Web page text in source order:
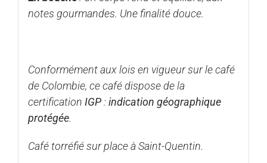
notes gourmandes. Une finalité douce.
Conformément aux lois en vigueur sur le café
de Colombie, ce café dispose de la
certification IGP: indication géographique
protégée.
Café torréfié sur place à Saint-Quentin.